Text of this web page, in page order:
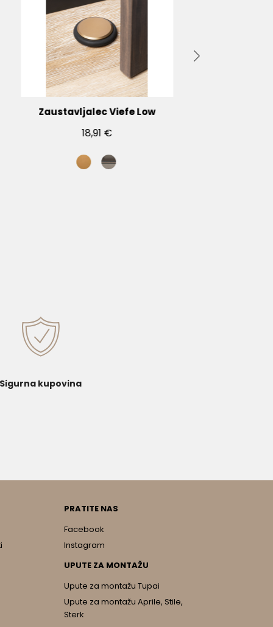
Zaustavljalec Viefe Low
18,91 €
Sigurna kupovina
PRATITE NAS
Facebook
Instagram
UPUTE ZA MONTAŽU
Upute za montažu Tupai
Upute za montažu Aprile, Stile,
Sterk